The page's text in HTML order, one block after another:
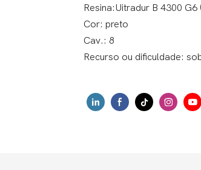
Resina:Uitradur B 4300 G6
Cor: preto
Cav.: 8
Recurso ou dificuldade: